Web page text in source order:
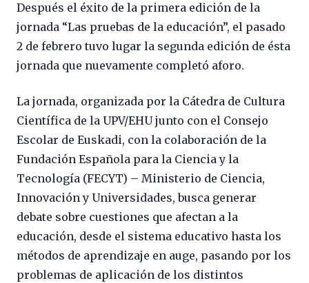
Después el éxito de la primera edición de la
jornada “Las pruebas de la educación”, el pasado
2 de febrero tuvo lugar la segunda edición de ésta
jornada que nuevamente completó aforo.
La jornada, organizada por la Cátedra de Cultura
Científica de la UPV/EHU junto con el Consejo
Escolar de Euskadi, con la colaboración de la
Fundación Española para la Ciencia y la
Tecnología (FECYT) – Ministerio de Ciencia,
Innovación y Universidades, busca generar
debate sobre cuestiones que afectan a la
educación, desde el sistema educativo hasta los
métodos de aprendizaje en auge, pasando por los
problemas de aplicación de los distintos